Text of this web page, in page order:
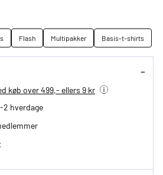
Flash Multipakker Basis-t-shirts
køb over 499,- ellers 9 kr
2 hverdage